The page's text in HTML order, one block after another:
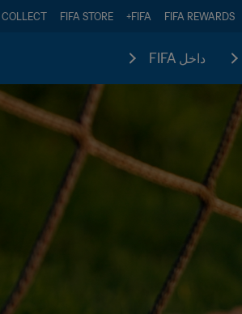
FIFA REWARDS
FIFA+
FIFA STORE
COLLECT
داخل FIFA